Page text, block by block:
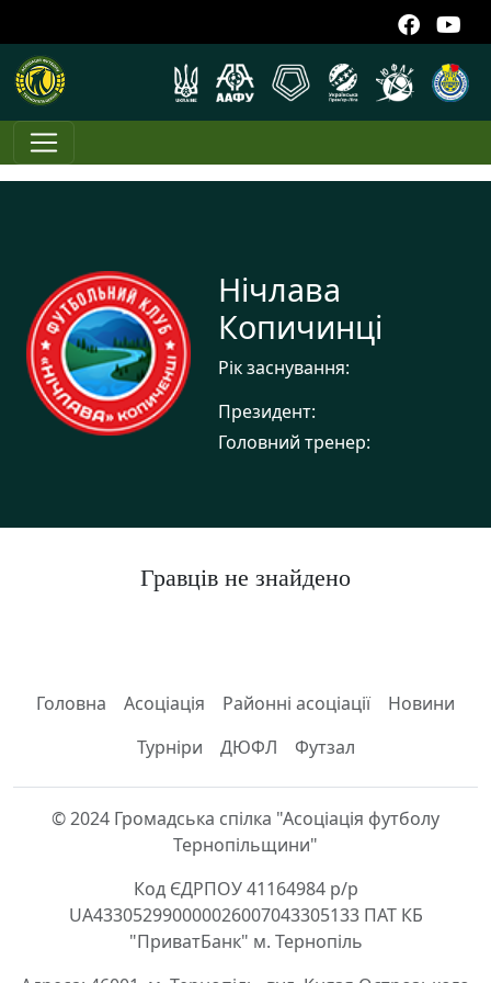
Нічлава
Копичинці
Рік заснування:
Президент:
Головний тренер:
Гравців не знайдено
Головна Асоціація Районні асоціації
Новини
Турніри
ДЮФЛ Футзал
© 2024 Громадська спілка "Асоціація футболу
Тернопільщини"
Код ЄДРПОУ 41164984 р/р
UA433052990000026007043305133 ПАТ КБ
"ПриватБанк" м. Тернопіль